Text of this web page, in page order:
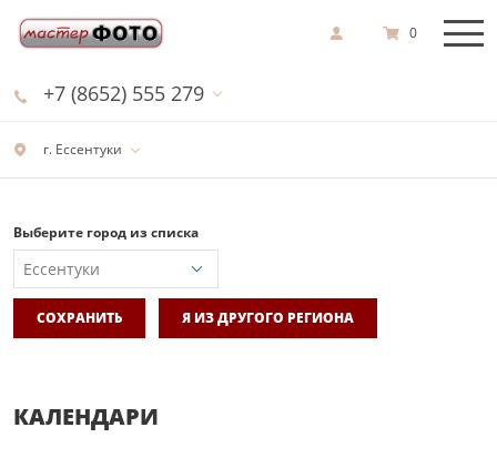
г. Ессентуки
+7 (8652) 555 279
0
Выберите город из списка
СОХРАНИТЬ Я ИЗ ДРУГОГО РЕГИОНА
КАЛЕНДАРИ